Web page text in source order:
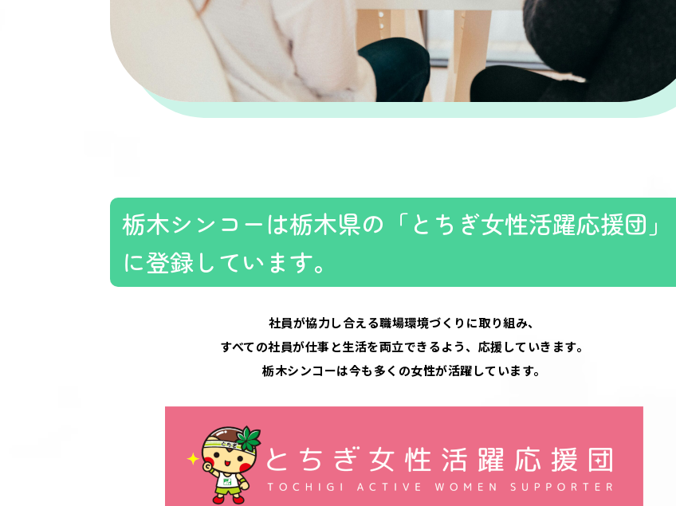
栃木シンコーは栃木県の「とちぎ女性活躍応援団」
に登録しています。
社員が協力し合える職場環境づくりに取り組み、
すべての社員が仕事と生活を両立できるよう、応援していきます。
栃木シンコーは今も多くの女性が活躍しています。